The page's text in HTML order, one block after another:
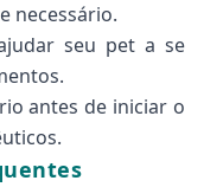
necessário.
seu pet a se
antes de iniciar o